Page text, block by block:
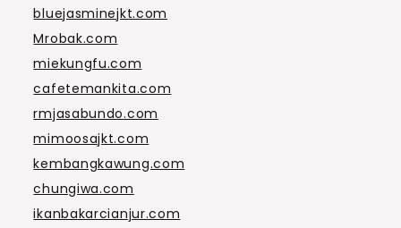
bluejasminejkt.com
Mrobak.com
miekungfu.com
cafetemankita.com
rmjasabundo.com
mimoosajkt.com
kembangkawung.com
chungiwa.com
ikanbakarcianjur.com